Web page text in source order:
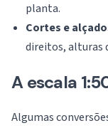
planta.
Cortes e
direitos, alturas
A escala
Algumas